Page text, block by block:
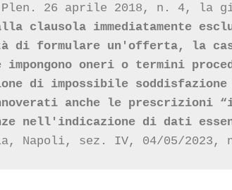
26 aprile 2018, n. 4, la
clausola immediatamente
di formulare un'offerta, la
oneri o termini
di impossibile
anche le prescrizioni
nell'indicazione di dati
Napoli, sez. IV, 04/05/2023,